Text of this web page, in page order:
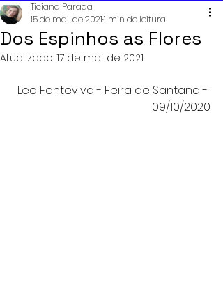
Dos Espinhos as Flores
Ticiana Parada
15 de mai. de 20211 min de leitura
Atualizado: 17 de mai. de 2021
Leo Fonteviva - Feira de Santana -
09/10/2020